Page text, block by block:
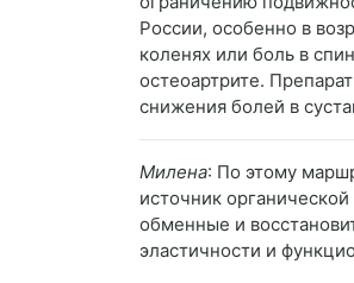
России, особенно в
коленях или боль в
остеоартрите.
снижения болей в
Милена: По этому
источник
обменные и
эластичности и